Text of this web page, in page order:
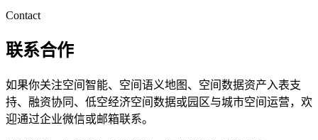
Contact
联系合作
如果你关注空间智能、空间语义地图、空间数据资产入表支
持、融资协同、低空经济空间数据或园区与城市空间运营，欢
迎通过企业微信或邮箱联系。